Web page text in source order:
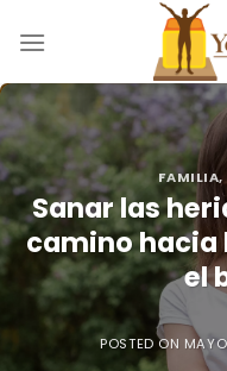
FAMILIA,
Sanar las
camino hacia
el
POSTED ON